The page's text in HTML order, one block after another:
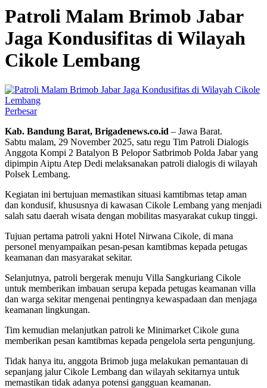
Patroli Malam Brimob Jabar
Jaga Kondusifitas di Wilayah
Cikole Lembang
Perbesar
Kab. Bandung Barat, Brigadenews.co.id – Jawa Barat.
Sabtu malam, 29 November 2025, satu regu Tim Patroli Dialogis
Anggota Kompi 2 Batalyon B Pelopor Satbrimob Polda Jabar yang
dipimpin Aiptu Atep Dedi melaksanakan patroli dialogis di wilayah
Polsek Lembang.
Kegiatan ini bertujuan memastikan situasi kamtibmas tetap aman
dan kondusif, khususnya di kawasan Cikole Lembang yang menjadi
salah satu daerah wisata dengan mobilitas masyarakat cukup tinggi.
Tujuan pertama patroli yakni Hotel Nirwana Cikole, di mana
personel menyampaikan pesan-pesan kamtibmas kepada petugas
keamanan dan masyarakat sekitar.
Selanjutnya, patroli bergerak menuju Villa Sangkuriang Cikole
untuk memberikan imbauan serupa kepada petugas keamanan villa
dan warga sekitar mengenai pentingnya kewaspadaan dan menjaga
keamanan lingkungan.
Tim kemudian melanjutkan patroli ke Minimarket Cikole guna
memberikan pesan kamtibmas kepada pengelola serta pengunjung.
Tidak hanya itu, anggota Brimob juga melakukan pemantauan di
sepanjang jalur Cikole Lembang dan wilayah sekitarnya untuk
memastikan tidak adanya potensi gangguan keamanan.